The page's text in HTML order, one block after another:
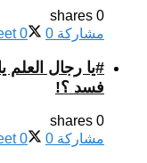
0 shares
مشاركة 0
0
#يا رجال العلم
فسد ؟!
0 shares
مشاركة 0
0